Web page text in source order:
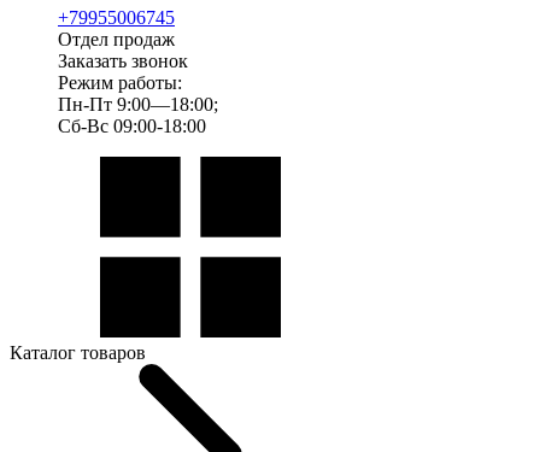
+79955006745
Отдел продаж
Заказать звонок
Режим работы:
Пн-Пт 9:00—18:00;
Сб-Вс 09:00-18:00
Каталог товаров